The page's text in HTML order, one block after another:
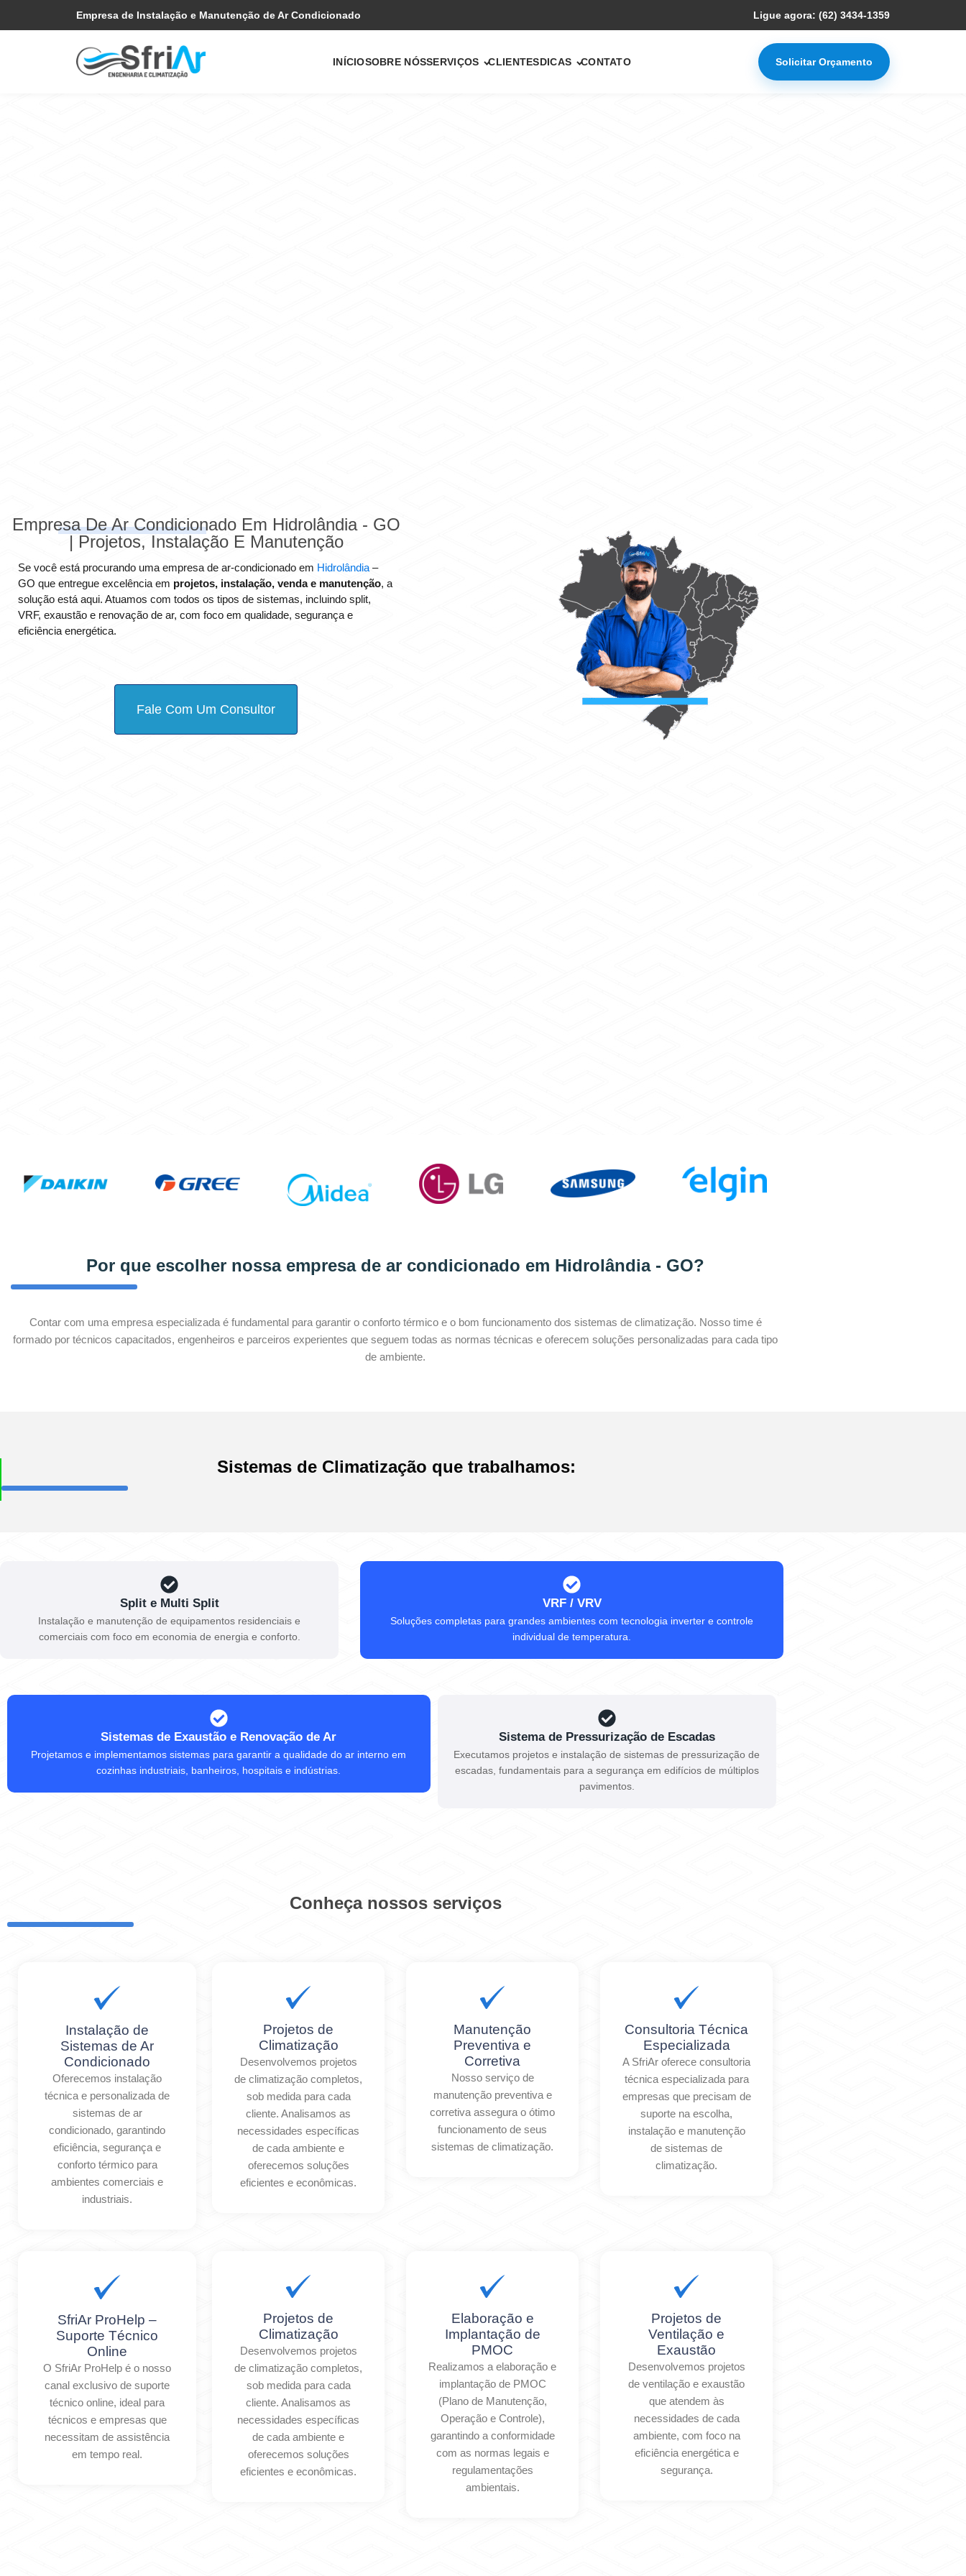
para
to
Empresa de Instalação e Manutenção de Ar Condicionado Ligue agora: (62) 3434-1359
INÍCIOSOBRE NÓSSERVIÇOS CLIENTESDICAS CONTATO Solicitar Orçamento
Empresa De Ar Condicionado Em Hidrolândia - GO
| Projetos, Instalação E Manutenção
Se você está procurando uma empresa de ar-condicionado em Hidrolândia–
GO que entregue excelência em projetos, instalação, venda e manutenção, a
solução está aqui. Atuamos com todos os tipos de sistemas, incluindo split,
VRF, exaustão e renovação de ar, com foco em qualidade, segurança e
eficiência energética.
Fale Com Um Consultor
Por que escolher nossa empresa de ar condicionado em Hidrolândia - GO?
Contar com uma empresa especializada é fundamental para garantir o conforto térmico e o bom funcionamento dos sistemas de climatização. Nosso time é
formado por técnicos capacitados, engenheiros e parceiros experientes que seguem todas as normas técnicas e oferecem soluções personalizadas para cada tipo
de ambiente.
Sistemas de Climatização que trabalhamos:
Split e Multi Split
Instalação e manutenção de equipamentos residenciais e
comerciais com foco em economia de energia e conforto.
VRF / VRV
Soluções completas para grandes ambientes com tecnologia inverter e controle
individual de temperatura.
Sistemas de Exaustão e Renovação de Ar
Projetamos e implementamos sistemas para garantir a qualidade do ar interno em
cozinhas industriais, banheiros, hospitais e indústrias.
Sistema de Pressurização de Escadas
Executamos projetos e instalação de sistemas de pressurização de
escadas, fundamentais para a segurança em edifícios de múltiplos
pavimentos.
Conheça nossos serviços
Instalação de
Sistemas de Ar
Condicionado
Oferecemos instalação
técnica e personalizada de
sistemas de ar
condicionado, garantindo
eficiência, segurança e
conforto térmico para
ambientes comerciais e
industriais.
Projetos de
Climatização
Desenvolvemos projetos
de climatização completos,
sob medida para cada
cliente. Analisamos as
necessidades específicas
de cada ambiente e
oferecemos soluções
eficientes e econômicas.
Manutenção
Preventiva e
Corretiva
Nosso serviço de
manutenção preventiva e
corretiva assegura o ótimo
funcionamento de seus
sistemas de climatização.
Consultoria Técnica
Especializada
A SfriAr oferece consultoria
técnica especializada para
empresas que precisam de
suporte na escolha,
instalação e manutenção
de sistemas de
climatização.
SfriAr ProHelp –
Suporte Técnico
Online
O SfriAr ProHelp é o nosso
canal exclusivo de suporte
técnico online, ideal para
técnicos e empresas que
necessitam de assistência
em tempo real.
Projetos de
Climatização
Desenvolvemos projetos
de climatização completos,
sob medida para cada
cliente. Analisamos as
necessidades específicas
de cada ambiente e
oferecemos soluções
eficientes e econômicas.
Elaboração e
Implantação de
PMOC
Realizamos a elaboração e
implantação de PMOC
(Plano de Manutenção,
Operação e Controle),
garantindo a conformidade
com as normas legais e
regulamentações
ambientais.
Projetos de
Ventilação e
Exaustão
Desenvolvemos projetos
de ventilação e exaustão
que atendem às
necessidades de cada
ambiente, com foco na
eficiência energética e
segurança.